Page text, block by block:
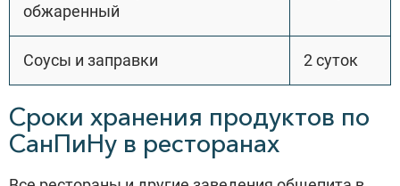
обжаренный
Соусы и заправки 2 суток
Сроки хранения продуктов по
СанПиНу в ресторанах